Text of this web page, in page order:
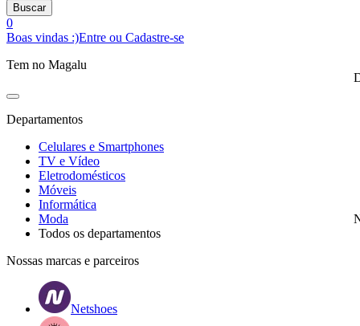
Buscar
0
Boas vindas :)Entre ou Cadastre-se
Tem no Magalu
Departamentos
Celulares e Smartphones
TV e Vídeo
Eletrodomésticos
Móveis
Informática
Moda
Todos os departamentos
Nossas marcas e parceiros
Netshoes